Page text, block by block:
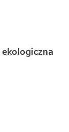
ekologiczna